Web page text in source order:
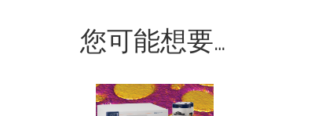
您可能想要…